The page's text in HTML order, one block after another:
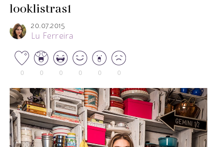
looklistras1
20.07.2015
Lu Ferreira
0 0 0 0 0 0